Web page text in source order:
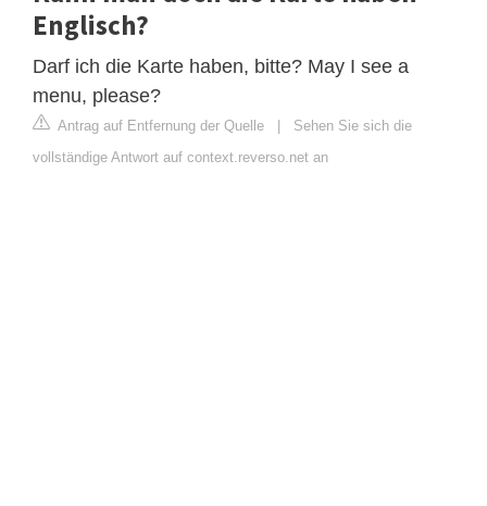
Englisch?
Darf ich die Karte haben, bitte? May I see a
menu, please?
Antrag auf Entfernung der Quelle
Sehen Sie sich die
vollständige Antwort auf context.reverso.net an